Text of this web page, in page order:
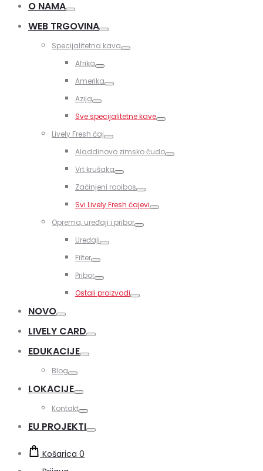
O NAMA
WEB TRGOVINA
Specijalitetna kava
Afrika
Amerika
Azija
Sve specijalitetne kave
Lively Fresh čaj
Aladdinovo zimsko čudo
Vrt krušaka
Začinjeni rooibos
Svi Lively Fresh čajevi
Oprema, uređaji i pribor
Uređaji
Filter
Pribor
Ostali proizvodi
NOVO
LIVELY CARD
EDUKACIJE
Blog
LOKACIJE
Kontakt
EU PROJEKTI
Košarica 0